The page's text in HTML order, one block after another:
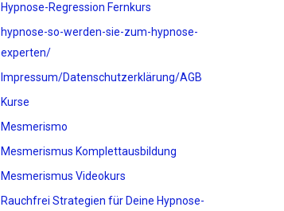
Hypnose-Regression Fernkurs
hypnose-so-werden-sie-zum-hypnose-
experten/
Impressum/Datenschutzerklärung/AGB
Kurse
Mesmerismo
Mesmerismus Komplettausbildung
Mesmerismus Videokurs
Rauchfrei Strategien für Deine Hypnose-